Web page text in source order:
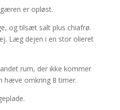
er opløst.
og tilsæt salt plus chiafrø.
Læg dejen i en stor olieret
rum, der ikke kommer
hæve omkring 8 timer.